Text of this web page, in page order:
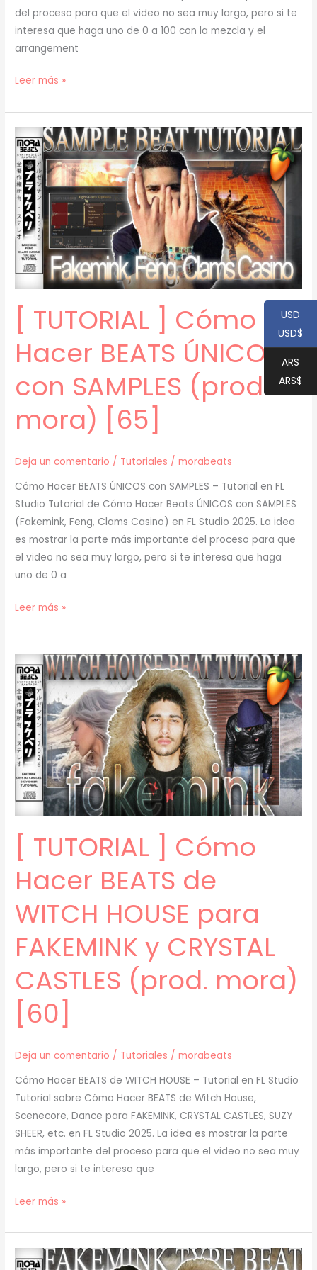
del proceso para que el video no sea muy largo, pero si te
interesa que haga uno de 0 a 100 con la mezcla y el
arrangement
[
]
Cómo
Hacer
BEATS
EMOCIONALES
para
FAKEMINK
(prod.
mora)
[71]
Leer más »
[ TUTORIAL ] Cómo
Hacer BEATS ÚNICOS
con SAMPLES (prod.
mora) [65]
Deja un comentario / Tutoriales /morabeats
Cómo Hacer BEATS ÚNICOS con SAMPLES – Tutorial en FL
Studio Tutorial de Cómo Hacer Beats ÚNICOS con SAMPLES
(Fakemink, Feng, Clams Casino) en FL Studio 2025. La idea
es mostrar la parte más importante del proceso para que
el video no sea muy largo, pero si te interesa que haga
uno de 0 a
[
]
Cómo
Hacer
BEATS
ÚNICOS
con
SAMPLES
(prod.
mora)
[65]
Leer más »
[ TUTORIAL ] Cómo
Hacer BEATS de
WITCH HOUSE para
FAKEMINK y CRYSTAL
CASTLES (prod. mora)
[60]
Deja un comentario / Tutoriales /morabeats
Cómo Hacer BEATS de WITCH HOUSE – Tutorial en FL Studio
Tutorial sobre Cómo Hacer BEATS de Witch House,
Scenecore, Dance para FAKEMINK, CRYSTAL CASTLES, SUZY
SHEER, etc. en FL Studio 2025. La idea es mostrar la parte
más importante del proceso para que el video no sea muy
largo, pero si te interesa que
[
]
Cómo
Leer más »
USD
USD$
ARS
ARS$